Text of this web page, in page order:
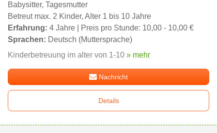
Babysitter, Tagesmutter
Betreut max. 2 Kinder, Alter 1 bis 10 Jahre
Erfahrung: 4 Jahre | Preis pro Stunde: 10,00 - 10,00 €
Sprachen: Deutsch (Muttersprache)
Kinderbetreuung im alter von 1-10 » mehr
Nachricht
Details